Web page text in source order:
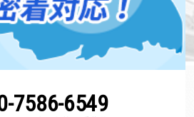
7586-6549